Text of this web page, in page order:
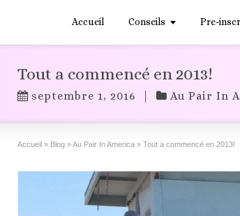
Accueil Conseils Pre-
Tout a commencé en 2013!
septembre 1, 2016 Au Pair In
Accueil » Blog »Au Pair In America » Tout a commencé en 2013!